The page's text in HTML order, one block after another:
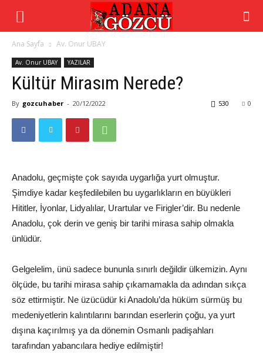
Ana Sayfa Av. Onur UBAY
Av. Onur UBAY YAZILAR
Kültür Mirasım Nerede?
By gozcuhaber - 20/12/2022 0
530
Anadolu, geçmişte çok sayıda uygarlığa yurt olmuştur.
Şimdiye kadar keşfedilebilen bu uygarlıkların en büyükleri
Hititler, İyonlar, Lidyalılar, Urartular ve Firigler’dir. Bu nedenle
Anadolu, çok derin ve geniş bir tarihi mirasa sahip olmakla
ünlüdür.
Gelgelelim, ünü sadece bununla sınırlı değildir ülkemizin. Aynı
ölçüde, bu tarihi mirasa sahip çıkamamakla da adından sıkça
söz ettirmiştir. Ne üzücüdür ki Anadolu’da hüküm sürmüş bu
medeniyetlerin kalıntılarını barından eserlerin çoğu, ya yurt
dışına kaçırılmış ya da dönemin Osmanlı padişahları
tarafından yabancılara hediye edilmiştir!